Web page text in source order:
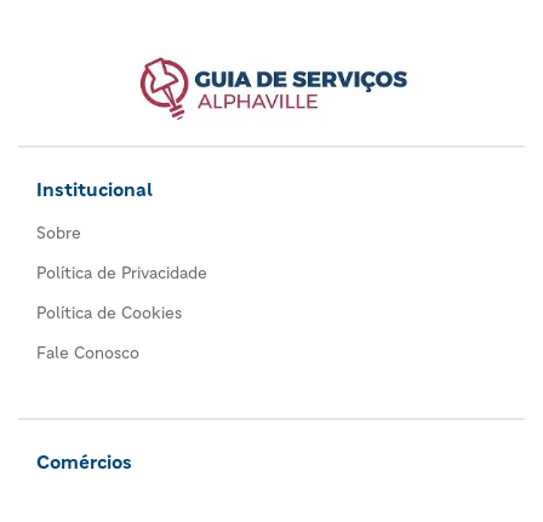
Institucional
Sobre
Política de Privacidade
Política de Cookies
Fale Conosco
Comércios